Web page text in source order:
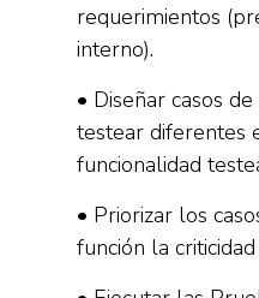
requerimientos
interno).
• Diseñar casos
testear diferentes
funcionalidad
• Priorizar los
función la